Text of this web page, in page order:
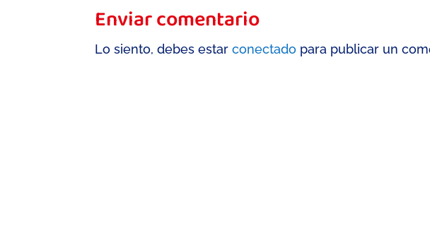
Enviar comentario
Lo siento, debes estarconectado para publicar un